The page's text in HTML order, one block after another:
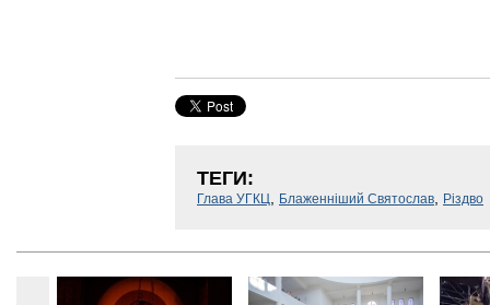
ТЕГИ:
Глава УГКЦ, Блаженніший Святослав, Різдво